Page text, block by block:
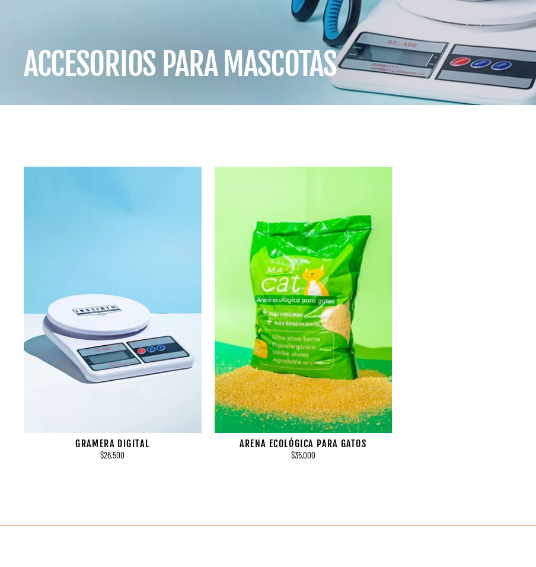
ACCESORIOS PARA MASCOTAS
GRAMERA DIGITAL
$26.500
ARENA ECOLÓGICA PARA GATOS
$35.000